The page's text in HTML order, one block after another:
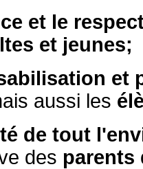
et le
et jeunes;
aussi les
de tout
des parents